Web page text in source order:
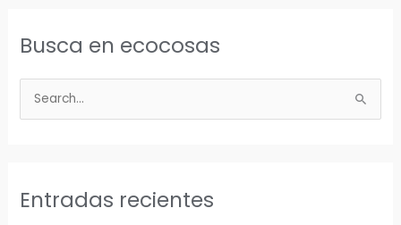
Busca en ecocosas
rEntradas recientes